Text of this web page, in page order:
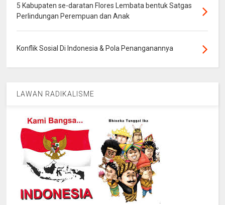
5 Kabupaten se-daratan Flores Lembata bentuk Satgas
Perlindungan Perempuan dan Anak
Konflik Sosial Di Indonesia & Pola Penanganannya
LAWAN RADIKALISME